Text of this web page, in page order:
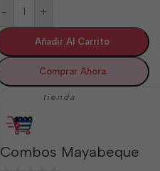
- +
Añadir Al Carrito
Comprar Ahora
tienda
Combos Mayabeque